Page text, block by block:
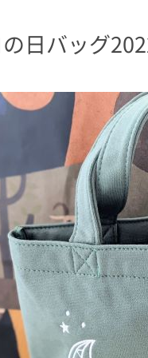
日バッグ